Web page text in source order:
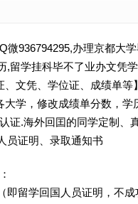
微936794295,办理京都大
,留学挂科毕不了业办文凭
、文凭、学位证、成绩单
大学，修改成绩单分数，
证.海外回囯的同学定制、
员证明、录取通知书
即留学回国人员证明，不